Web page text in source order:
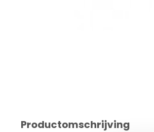
Productomschrijving